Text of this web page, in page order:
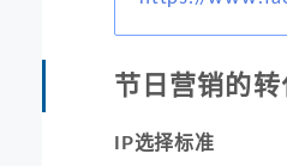
节日营销的
IP选择标准